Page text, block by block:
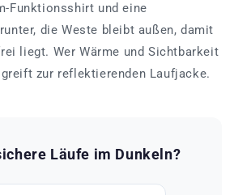
Funktionsshirt und eine
die Weste bleibt außen, damit
liegt. Wer Wärme und Sichtbarkeit
zur reflektierenden Laufjacke.
Läufe im Dunkeln?